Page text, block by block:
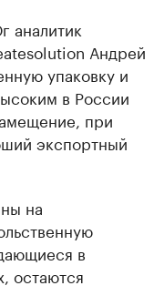
аналитик
Андрей
упаковку и
в России
при
экспортный
на
в
остаются